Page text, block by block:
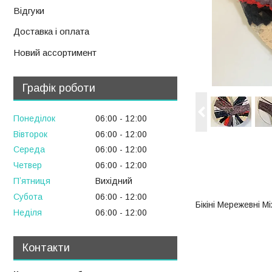
Бікіні Мережевні
Відгуки
Доставка і оплата
Новий ассортимент
Графік роботи
Понеділок 06:00
12:00
Вівторок
06:00
12:00
Середа
06:00
12:00
Четвер
06:00
12:00
Пʼятниця
Вихідний
Субота
06:00
12:00
Неділя
06:00 12:00
Контакти